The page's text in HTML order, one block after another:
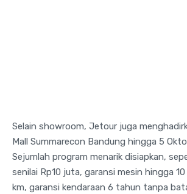
Selain showroom, Jetour juga
Mall Summarecon Bandung hingga 5
Sejumlah program menarik disiapkan,
senilai Rp10 juta, garansi mesin hingga
km, garansi kendaraan 6 tahun tanpa